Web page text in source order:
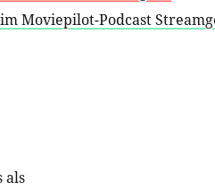
Moviepilot-Podcast
als